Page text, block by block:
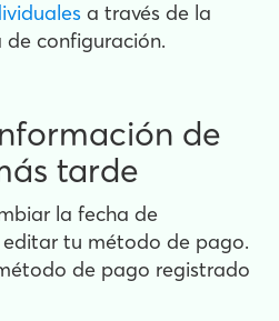
a través de la
configuración.
de
tarde
la fecha de
tu método de pago.
de pago registrado